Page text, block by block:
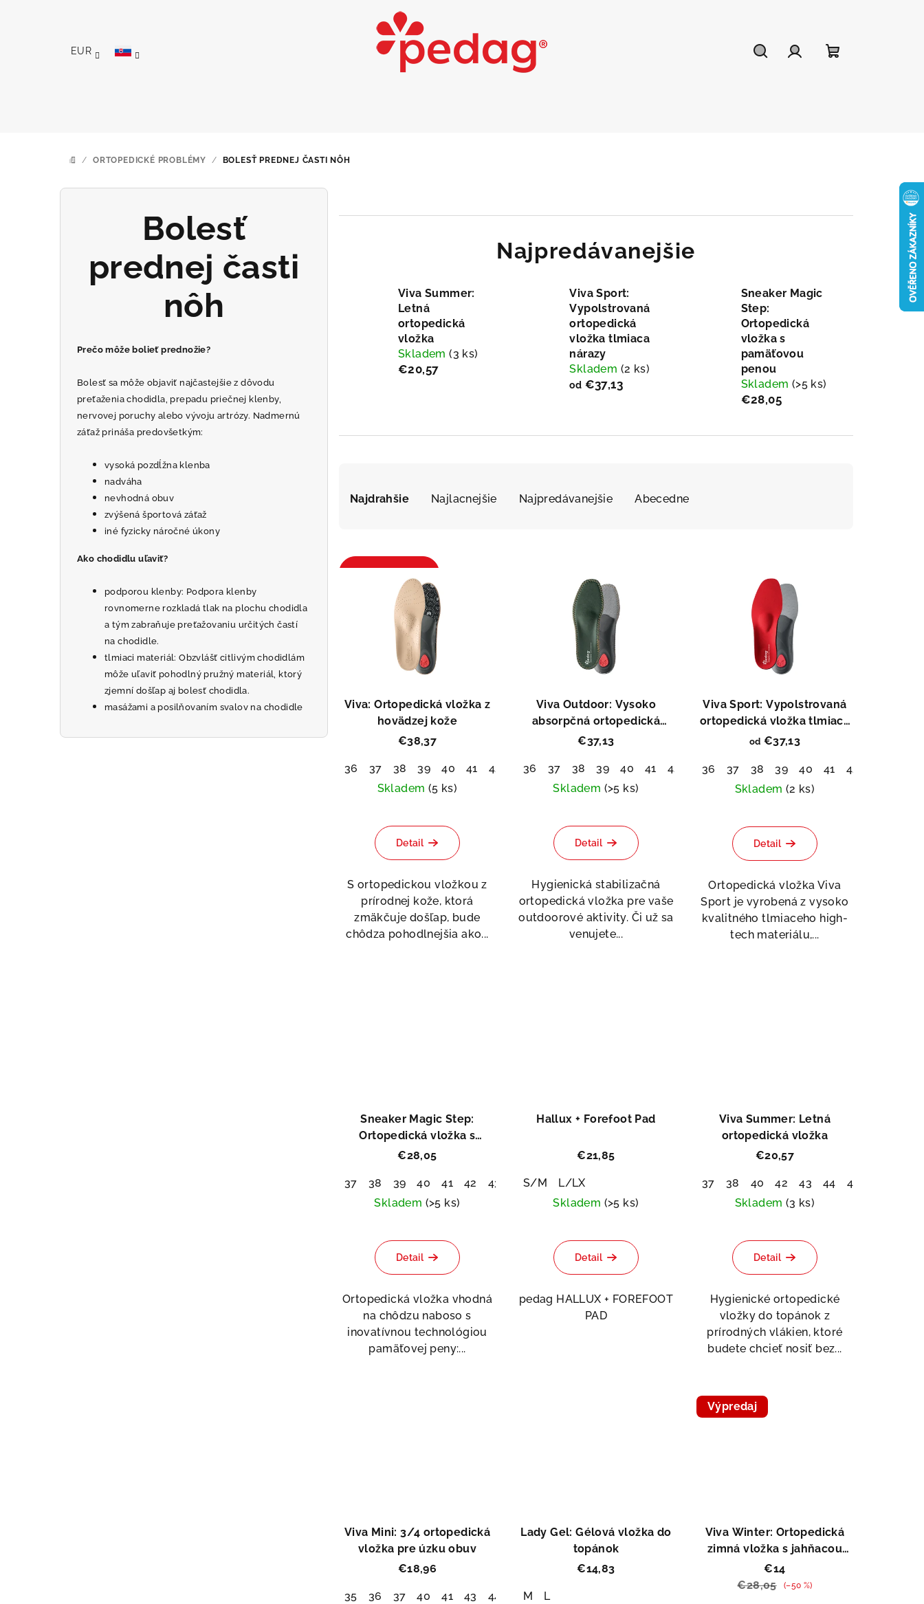
EUR
DOMOV
/ ORTOPEDICKÉ PROBLÉMY / BOLESŤ PREDNEJ ČASTI NÔH
Bolesť
prednej časti
nôh
Prečo môže bolieť prednožie?
Bolesť sa môže objaviť najčastejšie z dôvodu
preťaženia chodidla, prepadu priečnej klenby,
nervovej poruchy alebo vývoju artrózy. Nadmernú
záťaž prináša predovšetkým:
vysoká pozdĺžna klenba
nadváha
nevhodná obuv
zvýšená športová záťaž
iné fyzicky náročné úkony
Ako chodidlu uľaviť?
podporou klenby: Podpora klenby
rovnomerne rozkladá tlak na plochu chodidla
a tým zabraňuje preťažovaniu určitých častí
na chodidle.
tlmiaci materiál: Obzvlášť citlivým chodidlám
môže uľaviť pohodlný pružný materiál, ktorý
zjemní došľap aj bolesť chodidla.
masážami a posilňovaním svalov na chodidle
Najpredávanejšie
Viva Summer:
Letná
ortopedická
vložka
Skladem(3 ks)
€20,57
Viva Sport:
Vypolstrovaná
ortopedická
vložka tlmiaca
nárazy
Skladem (2 ks)
od €37,13
Sneaker Magic
Step:
Ortopedická
vložka s
pamäťovou
penou
Skladem (>5 ks)
€28,05
a
e
o
u
Najdrahšie Najlacnejšie Najpredávanejšie Abecedne
V
p
d
o
Viva: Ortopedická vložka z
hovädzej kože
€38,37
36 37 38 39 40 41 42 43 44 45 46 47
48
Skladem (5 ks)
hodnotenie
produktu
je
5,0
z
5
hviezdičiek.
Detail
S ortopedickou vložkou z
prírodnej kože, ktorá
zmäkčuje došľap, bude
chôdza pohodlnejšia ako...
Viva Outdoor: Vysoko
absorpčná ortopedická
vložka
€37,13
36 37 38 39 40 41 42 43 44 45 46 47
48
Skladem (>5 ks)
hodnotenie
produktu
je
5,0
z
5
hviezdičiek.
Detail
Hygienická stabilizačná
ortopedická vložka pre vaše
outdoorové aktivity. Či už sa
venujete...
Viva Sport: Vypolstrovaná
ortopedická vložka tlmiaca
nárazy
od €37,13
36 37 38 39 40 41 42
Skladem (2 ks)
hodnotenie
produktu
je
5,0
z
5
hviezdičiek.
Detail
Ortopedická vložka Viva
Sport je vyrobená z vysoko
kvalitného tlmiaceho high-
tech materiálu,...
Sneaker Magic Step:
Ortopedická vložka s
pamäťovou penou
€28,05
37 38 39 40 41 42 43 44 45 46 47
Skladem (>5 ks)
hodnotenie
produktu
je
5,0
5
hviezdičiek.
Detail
Ortopedická vložka vhodná
na chôdzu naboso s
inovatívnou technológiou
pamäťovej peny:...
Hallux + Forefoot Pad
€21,85
S/M
L/LX
Skladem (>5 ks)
Detail
pedag HALLUX + FOREFOOT
PAD
Viva Summer: Letná
ortopedická vložka
€20,57
37 38 40 42 43 44 45
Skladem (3 ks)
hodnotenie
produktu
je
5,0
z
5
hviezdičiek.
Detail
Hygienické ortopedické
vložky do topánok z
prírodných vlákien, ktoré
budete chcieť nosiť bez...
Viva Mini: 3/4 ortopedická
vložka pre úzku obuv
€18,96
35 36 37 40 41 43 44 45
46
Lady Gel: Gélová vložka do
topánok
€14,83
M
L
Výpredaj
Viva Winter: Ortopedická
zimná vložka s jahňacou
vlnou
€14
€28,05
(–50 %)
Asistent Pedag